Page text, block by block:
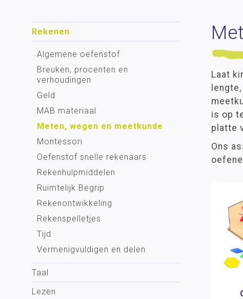
Rekenen
Algemene oefenstof
Breuken, procenten en
verhoudingen
Geld
MAB materiaal
Meten, wegen en meetkunde
Montessori
Oefenstof snelle rekenaars
Rekenhulpmiddelen
Ruimtelijk Begrip
Rekenontwikkeling
Rekenspelletjes
Tijd
Vermenigvuldigen en delen
Taal
Lezen
Laat
is op
platte
Ons